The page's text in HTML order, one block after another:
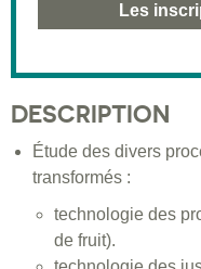
Les
DESCRIPTION
Étude des divers
transformés :
technologie des
de fruit).